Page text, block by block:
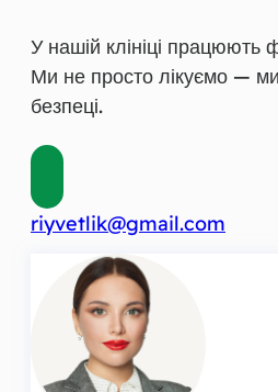
У нашій клініці працюють
Ми не просто лікуємо —
безпеці.
riyvetlik@gmail.com